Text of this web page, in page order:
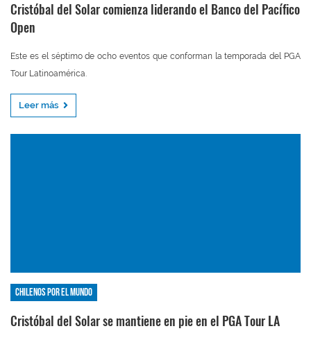
Cristóbal del Solar comienza liderando el Banco del Pacífico
Open
Este es el séptimo de ocho eventos que conforman la temporada del PGA
Tour Latinoamérica.
Leer más
Chilenos por el mundo
Cristóbal del Solar se mantiene en pie en el PGA Tour LA